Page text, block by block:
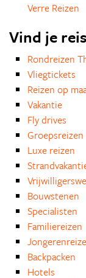
Verre Reizen
Vind je
Rondreizen
Vliegtickets
Reizen op
Vakantie
Fly drives
Groepsreizen
Luxe reizen
Bouwstenen
Specialisten
Familiereizen
Backpacken
Hotels